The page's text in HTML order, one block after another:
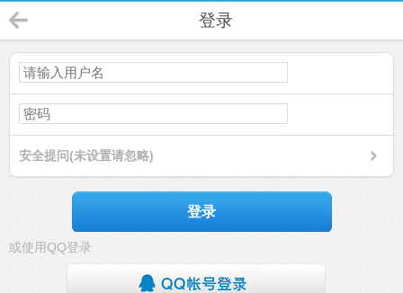
登录
安全提问(未设置请忽略)
登录
或使用QQ登录